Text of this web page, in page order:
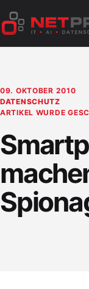
Inhalt
09. OKTOBER 2010
DATENSCHUTZ
ARTIKEL WURDE